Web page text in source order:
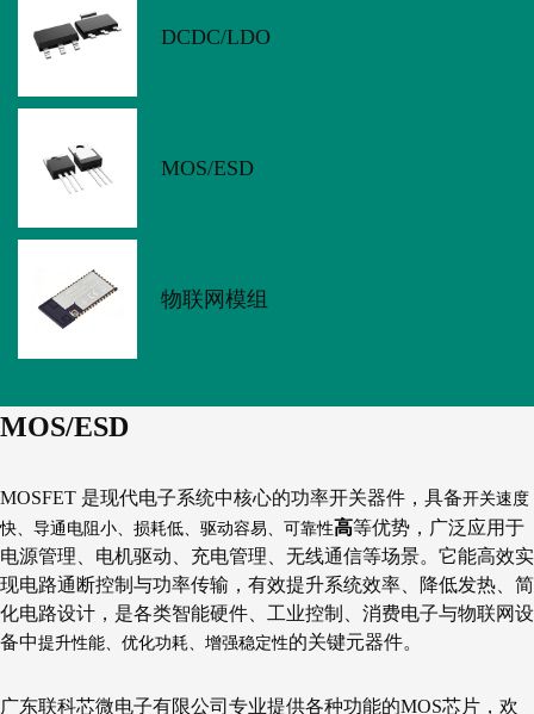
DCDC/LDO
MOS/ESD
物联网模组
MOS/ESD
MOSFET 是现代电子系统中核心的功率开关器件，具备开关速度
快、导通电阻小、损耗低、驱动容易、可靠性高等优势，广泛应用于
电源管理、电机驱动、充电管理、无线通信等场景。它能高效实
现电路通断控制与功率传输，有效提升系统效率、降低发热、简
化电路设计，是各类智能硬件、工业控制、消费电子与物联网设
备中提升性能、优化功耗、增强稳定性的关键元器件。
广东联科芯微电子有限公司专业提供各种功能的MOS芯片，欢